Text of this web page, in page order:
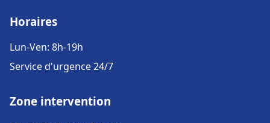
Horaires
Lun-Ven: 8h-19h
Service d'urgence 24/7
Zone intervention